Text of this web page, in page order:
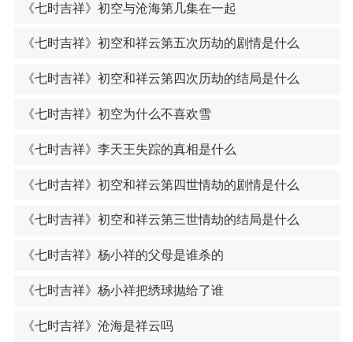
《七时吉祥》初空与沧海第几集在一起
《七时吉祥》初空和祥云第五次历劫的剧情是什么
《七时吉祥》初空和祥云第四次历劫的结局是什么
《七时吉祥》初空为什么不喜欢雪
《七时吉祥》李天王失踪的真相是什么
《七时吉祥》初空和祥云第四世情劫的剧情是什么
《七时吉祥》初空和祥云第三世情劫的结局是什么
《七时吉祥》杨小祥的父母是谁杀的
《七时吉祥》杨小祥把绣球抛给了谁
《七时吉祥》沧海是祥云吗